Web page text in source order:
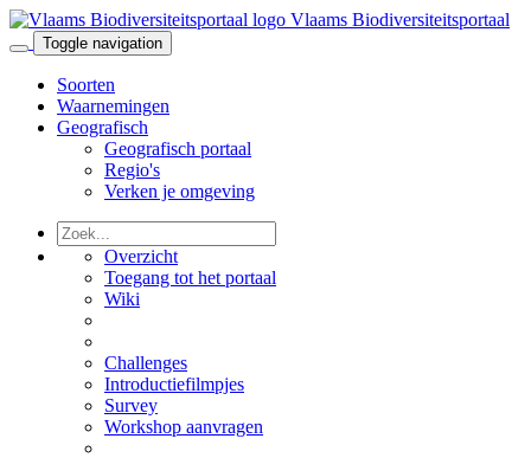
Vlaams Biodiversiteitsportaal
Toggle navigation
Soorten
Waarnemingen
Geografisch
Geografisch portaal
Regio's
Verken je omgeving
Overzicht
Toegang tot het portaal
Wiki
Challenges
Introductiefilmpjes
Survey
Workshop aanvragen